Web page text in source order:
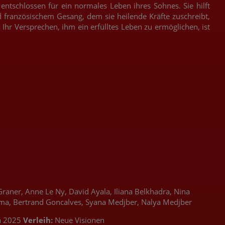
für ein normales Leben ihres Sohnes. Sie hilft
Gesang, dem sie heilende Kräfte zuschreibt,
Versprechen, ihm ein erfülltes Leben zu ermöglichen, ist
Anne Le Ny, David Ayala, Iliana Belkhadra, Nina
Bertrand Goncalves, Syana Medjber, Nalya Medjber
2025 Verleih: Neue Visionen